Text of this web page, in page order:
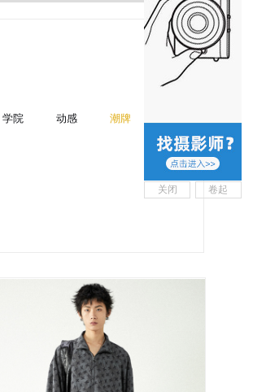
关闭 卷起
学院 动感 潮牌